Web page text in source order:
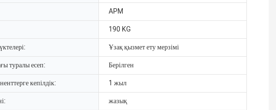
APM
190 KG
Ұзақ қызмет ету мерзімі
туралы есеп:
Берілген
кепілдік:
1 жыл
жазық